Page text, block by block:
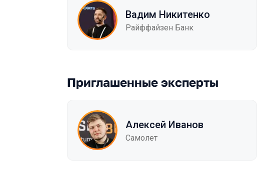
Вадим Никитенко
Райффайзен Банк
Приглашенные эксперты
Алексей Иванов
Самолет